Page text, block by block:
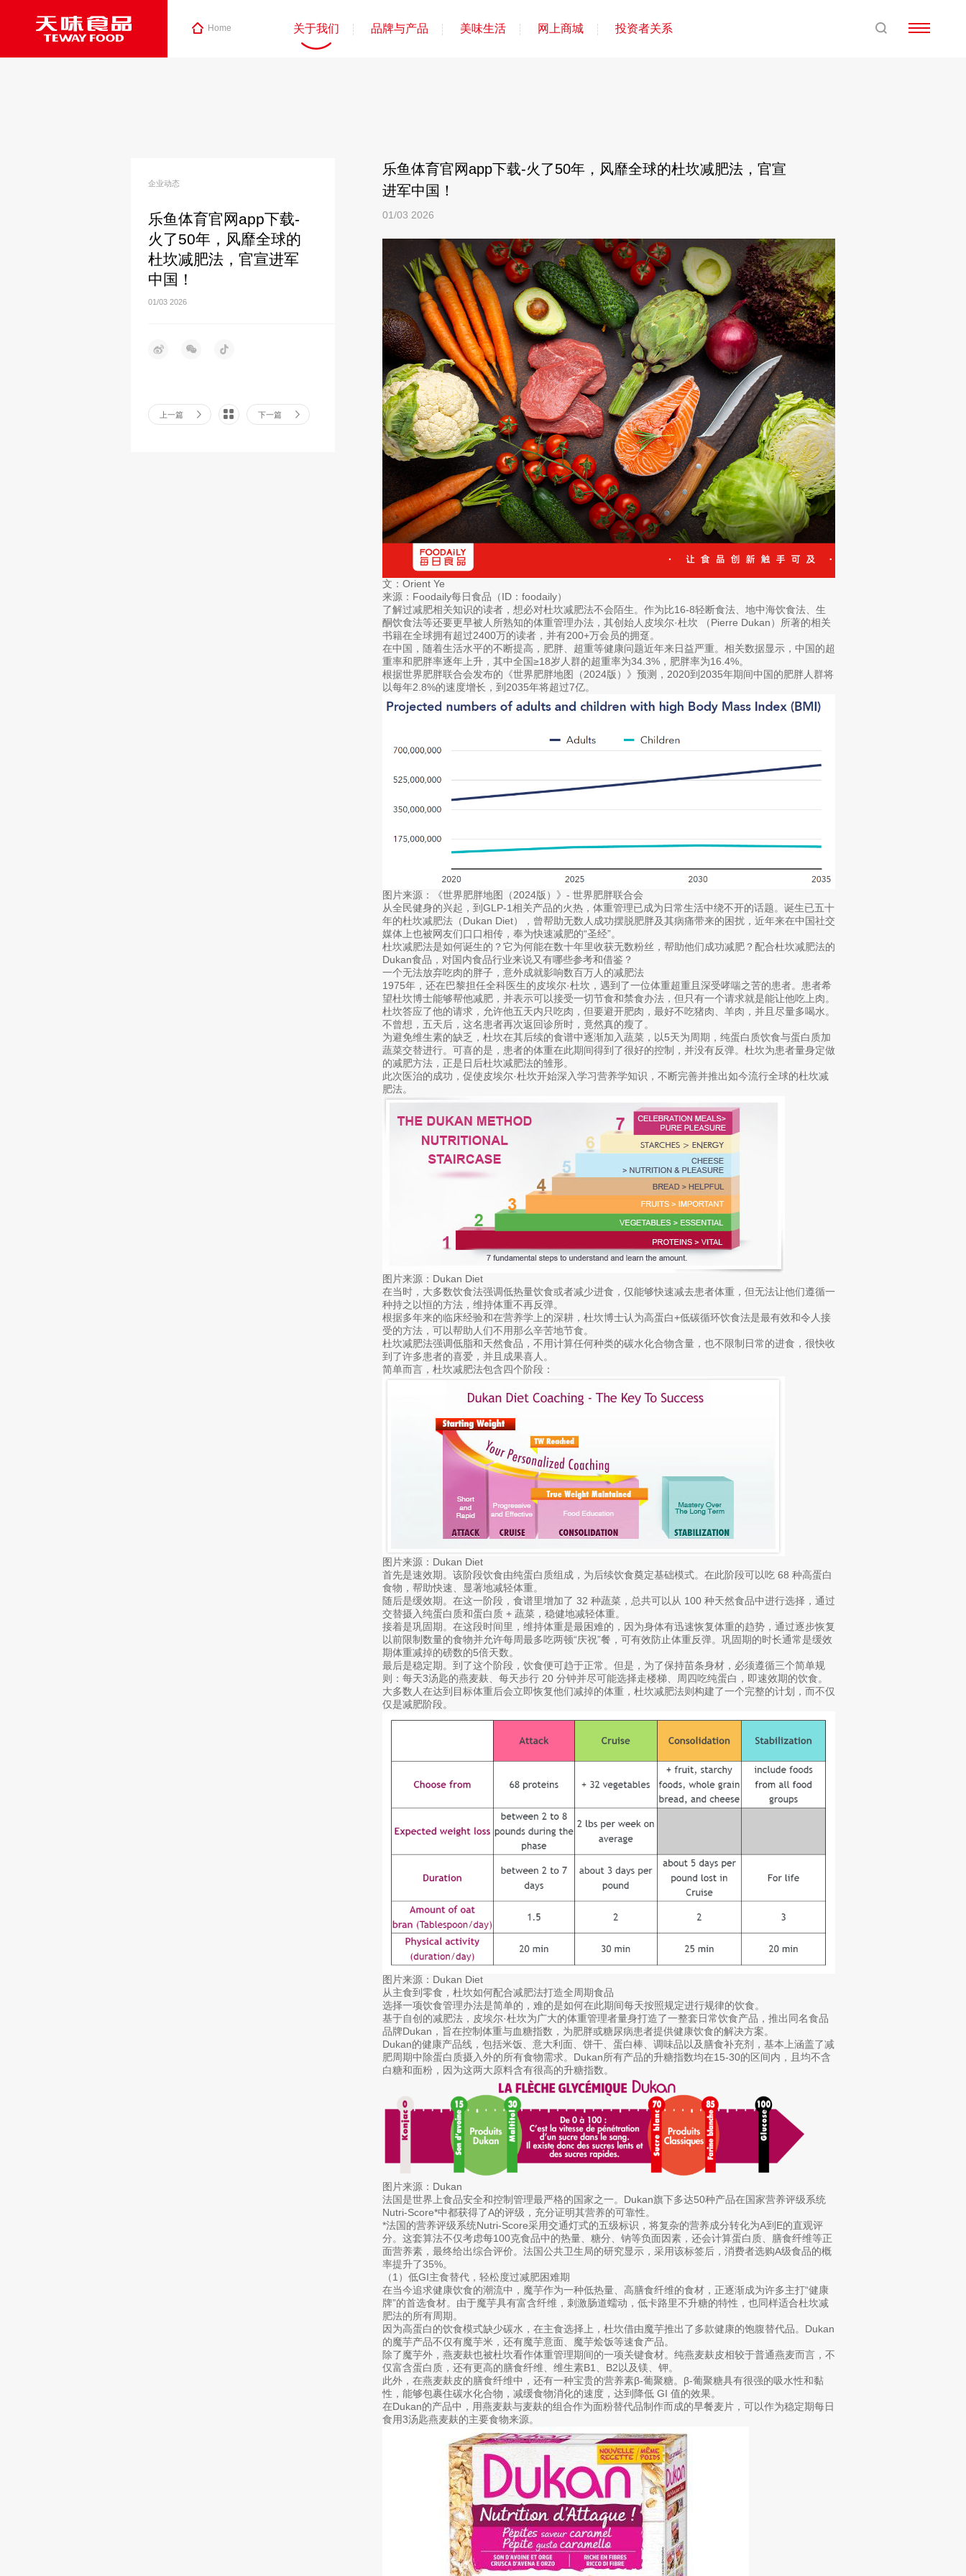
Home 关于我们 品牌与产品 美味生活 网上商城 投资者关系
企业动态
乐鱼体育官网app下载-
火了50年，风靡全球的
杜坎减肥法，官宣进军
中国！
01/03 2026
上一篇 下一篇
乐鱼体育官网app下载-火了50年，风靡全球的杜坎减肥法，官宣
进军中国！
01/03 2026
文：Orient Ye
来源：Foodaily每日食品（ID：foodaily）
了解过减肥相关知识的读者，想必对杜坎减肥法不会陌生。作为比16-8轻断食法、地中海饮食法、生
酮饮食法等还要更早被人所熟知的体重管理办法，其创始人皮埃尔·杜坎 （Pierre Dukan）所著的相关
书籍在全球拥有超过2400万的读者，并有200+万会员的拥趸。
在中国，随着生活水平的不断提高，肥胖、超重等健康问题近年来日益严重。相关数据显示，中国的超
重率和肥胖率逐年上升，其中全国≥18岁人群的超重率为34.3%，肥胖率为16.4%。
根据世界肥胖联合会发布的《世界肥胖地图（2024版）》预测，2020到2035年期间中国的肥胖人群将
以每年2.8%的速度增长，到2035年将超过7亿。
图片来源：《世界肥胖地图（2024版）》- 世界肥胖联合会
从全民健身的兴起，到GLP-1相关产品的火热，体重管理已成为日常生活中绕不开的话题。诞生已五十
年的杜坎减肥法（Dukan Diet），曾帮助无数人成功摆脱肥胖及其病痛带来的困扰，近年来在中国社交
媒体上也被网友们口口相传，奉为快速减肥的“圣经”。
杜坎减肥法是如何诞生的？它为何能在数十年里收获无数粉丝，帮助他们成功减肥？配合杜坎减肥法的
Dukan食品，对国内食品行业来说又有哪些参考和借鉴？
一个无法放弃吃肉的胖子，意外成就影响数百万人的减肥法
1975年，还在巴黎担任全科医生的皮埃尔·杜坎，遇到了一位体重超重且深受哮喘之苦的患者。患者希
望杜坎博士能够帮他减肥，并表示可以接受一切节食和禁食办法，但只有一个请求就是能让他吃上肉。
杜坎答应了他的请求，允许他五天内只吃肉，但要避开肥肉，最好不吃猪肉、羊肉，并且尽量多喝水。
不曾想，五天后，这名患者再次返回诊所时，竟然真的瘦了。
为避免维生素的缺乏，杜坎在其后续的食谱中逐渐加入蔬菜，以5天为周期，纯蛋白质饮食与蛋白质加
蔬菜交替进行。可喜的是，患者的体重在此期间得到了很好的控制，并没有反弹。杜坎为患者量身定做
的减肥方法，正是日后杜坎减肥法的雏形。
此次医治的成功，促使皮埃尔·杜坎开始深入学习营养学知识，不断完善并推出如今流行全球的杜坎减
肥法。
图片来源：Dukan Diet
在当时，大多数饮食法强调低热量饮食或者减少进食，仅能够快速减去患者体重，但无法让他们遵循一
种持之以恒的方法，维持体重不再反弹。
根据多年来的临床经验和在营养学上的深耕，杜坎博士认为高蛋白+低碳循环饮食法是最有效和令人接
受的方法，可以帮助人们不用那么辛苦地节食。
杜坎减肥法强调低脂和天然食品，不用计算任何种类的碳水化合物含量，也不限制日常的进食，很快收
到了许多患者的喜爱，并且成果喜人。
简单而言，杜坎减肥法包含四个阶段：
图片来源：Dukan Diet
首先是速效期。该阶段饮食由纯蛋白质组成，为后续饮食奠定基础模式。在此阶段可以吃 68 种高蛋白
食物，帮助快速、显著地减轻体重。
随后是缓效期。在这一阶段，食谱里增加了 32 种蔬菜，总共可以从 100 种天然食品中进行选择，通过
交替摄入纯蛋白质和蛋白质 + 蔬菜，稳健地减轻体重。
接着是巩固期。在这段时间里，维持体重是最困难的，因为身体有迅速恢复体重的趋势，通过逐步恢复
以前限制数量的食物并允许每周最多吃两顿“庆祝”餐，可有效防止体重反弹。巩固期的时长通常是缓效
期体重减掉的磅数的5倍天数。
最后是稳定期。到了这个阶段，饮食便可趋于正常。但是，为了保持苗条身材，必须遵循三个简单规
则：每天3汤匙的燕麦麸、每天步行 20 分钟并尽可能选择走楼梯、周四吃纯蛋白，即速效期的饮食。
大多数人在达到目标体重后会立即恢复他们减掉的体重，杜坎减肥法则构建了一个完整的计划，而不仅
仅是减肥阶段。
图片来源：Dukan Diet
从主食到零食，杜坎如何配合减肥法打造全周期食品
选择一项饮食管理办法是简单的，难的是如何在此期间每天按照规定进行规律的饮食。
基于自创的减肥法，皮埃尔·杜坎为广大的体重管理者量身打造了一整套日常饮食产品，推出同名食品
品牌Dukan，旨在控制体重与血糖指数，为肥胖或糖尿病患者提供健康饮食的解决方案。
Dukan的健康产品线，包括米饭、意大利面、饼干、蛋白棒、调味品以及膳食补充剂，基本上涵盖了减
肥周期中除蛋白质摄入外的所有食物需求。Dukan所有产品的升糖指数均在15-30的区间内，且均不含
白糖和面粉，因为这两大原料含有很高的升糖指数。
图片来源：Dukan
法国是世界上食品安全和控制管理最严格的国家之一。Dukan旗下多达50种产品在国家营养评级系统
Nutri-Score*中都获得了A的评级，充分证明其营养的可靠性。
*法国的营养评级系统Nutri-Score采用交通灯式的五级标识，将复杂的营养成分转化为A到E的直观评
分。这套算法不仅考虑每100克食品中的热量、糖分、钠等负面因素，还会计算蛋白质、膳食纤维等正
面营养素，最终给出综合评价。法国公共卫生局的研究显示，采用该标签后，消费者选购A级食品的概
率提升了35%。
（1）低GI主食替代，轻松度过减肥困难期
在当今追求健康饮食的潮流中，魔芋作为一种低热量、高膳食纤维的食材，正逐渐成为许多主打“健康
牌”的首选食材。由于魔芋具有富含纤维，刺激肠道蠕动，低卡路里不升糖的特性，也同样适合杜坎减
肥法的所有周期。
因为高蛋白的饮食模式缺少碳水，在主食选择上，杜坎借由魔芋推出了多款健康的饱腹替代品。Dukan
的魔芋产品不仅有魔芋米，还有魔芋意面、魔芋烩饭等速食产品。
除了魔芋外，燕麦麸也被杜坎看作体重管理期间的一项关键食材。纯燕麦麸皮相较于普通燕麦而言，不
仅富含蛋白质，还有更高的膳食纤维、维生素B1、B2以及镁、钾。
此外，在燕麦麸皮的膳食纤维中，还有一种宝贵的营养素β-葡聚糖。β-葡聚糖具有很强的吸水性和黏
性，能够包裹住碳水化合物，减缓食物消化的速度，达到降低 GI 值的效果。
在Dukan的产品中，用燕麦麸与麦麸的组合作为面粉替代品制作而成的早餐麦片，可以作为稳定期每日
食用3汤匙燕麦麸的主要食物来源。